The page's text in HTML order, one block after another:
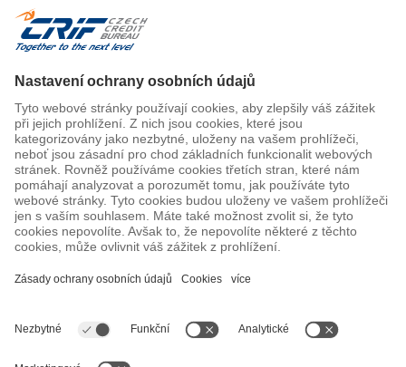
reCAPTCHA
Odeslat
Mezinárodní kontakty
Mezinárodní kontakty